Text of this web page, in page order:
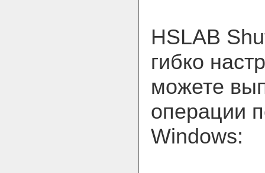
HSLAB
гибко
можете
операции
Windows: